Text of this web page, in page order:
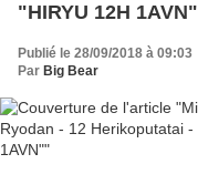
"HIRYU 12H 1AVN"
Publié le 28/09/2018 à 09:03
Par Big Bear